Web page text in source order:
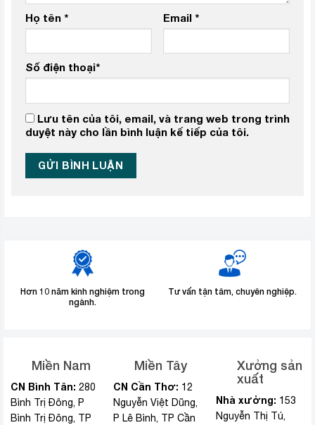
Họ tên * Email *
Số điện thoại*
Lưu tên của tôi, email, và trang web trong trình
duyệt này cho lần bình luận kế tiếp của tôi.
Hơn 10 năm kinh nghiệm trong
ngành.
Tư vấn tận tâm, chuyên nghiệp.
Miền Nam
CN Bình Tân: 280
Bình Trị Đông, P
Bình Trị Đông, TP
Miền Tây
CN Cần Thơ: 12
Nguyễn Việt Dũng,
P Lê Bình, TP Cần
Xưởng sản
xuất
Nhà xưởng: 153
Nguyễn Thị Tú,